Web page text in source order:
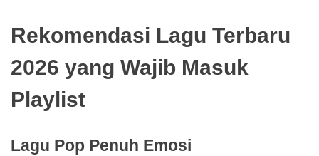
Rekomendasi Lagu Terbaru
2026 yang Wajib Masuk
Playlist
Lagu Pop Penuh Emosi